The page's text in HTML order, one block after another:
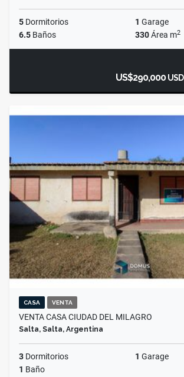
5 Dormitorios 1 Garage
6.5 Baños 330Área m2
US$290,000USD
CASA VENTA
VENTA CASA CIUDAD DEL MILAGRO
Salta, Salta, Argentina
3 Dormitorios 1 Garage
1 Baño